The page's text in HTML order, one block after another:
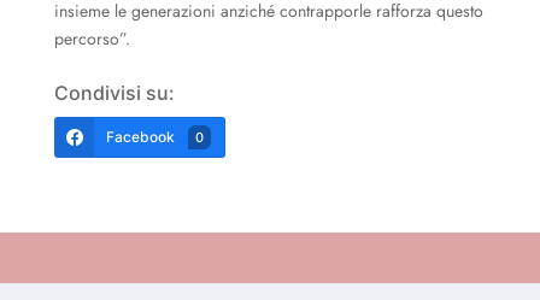
insieme le generazioni anziché contrapporle rafforza questo
percorso”.
Condivisi su:
Facebook 0